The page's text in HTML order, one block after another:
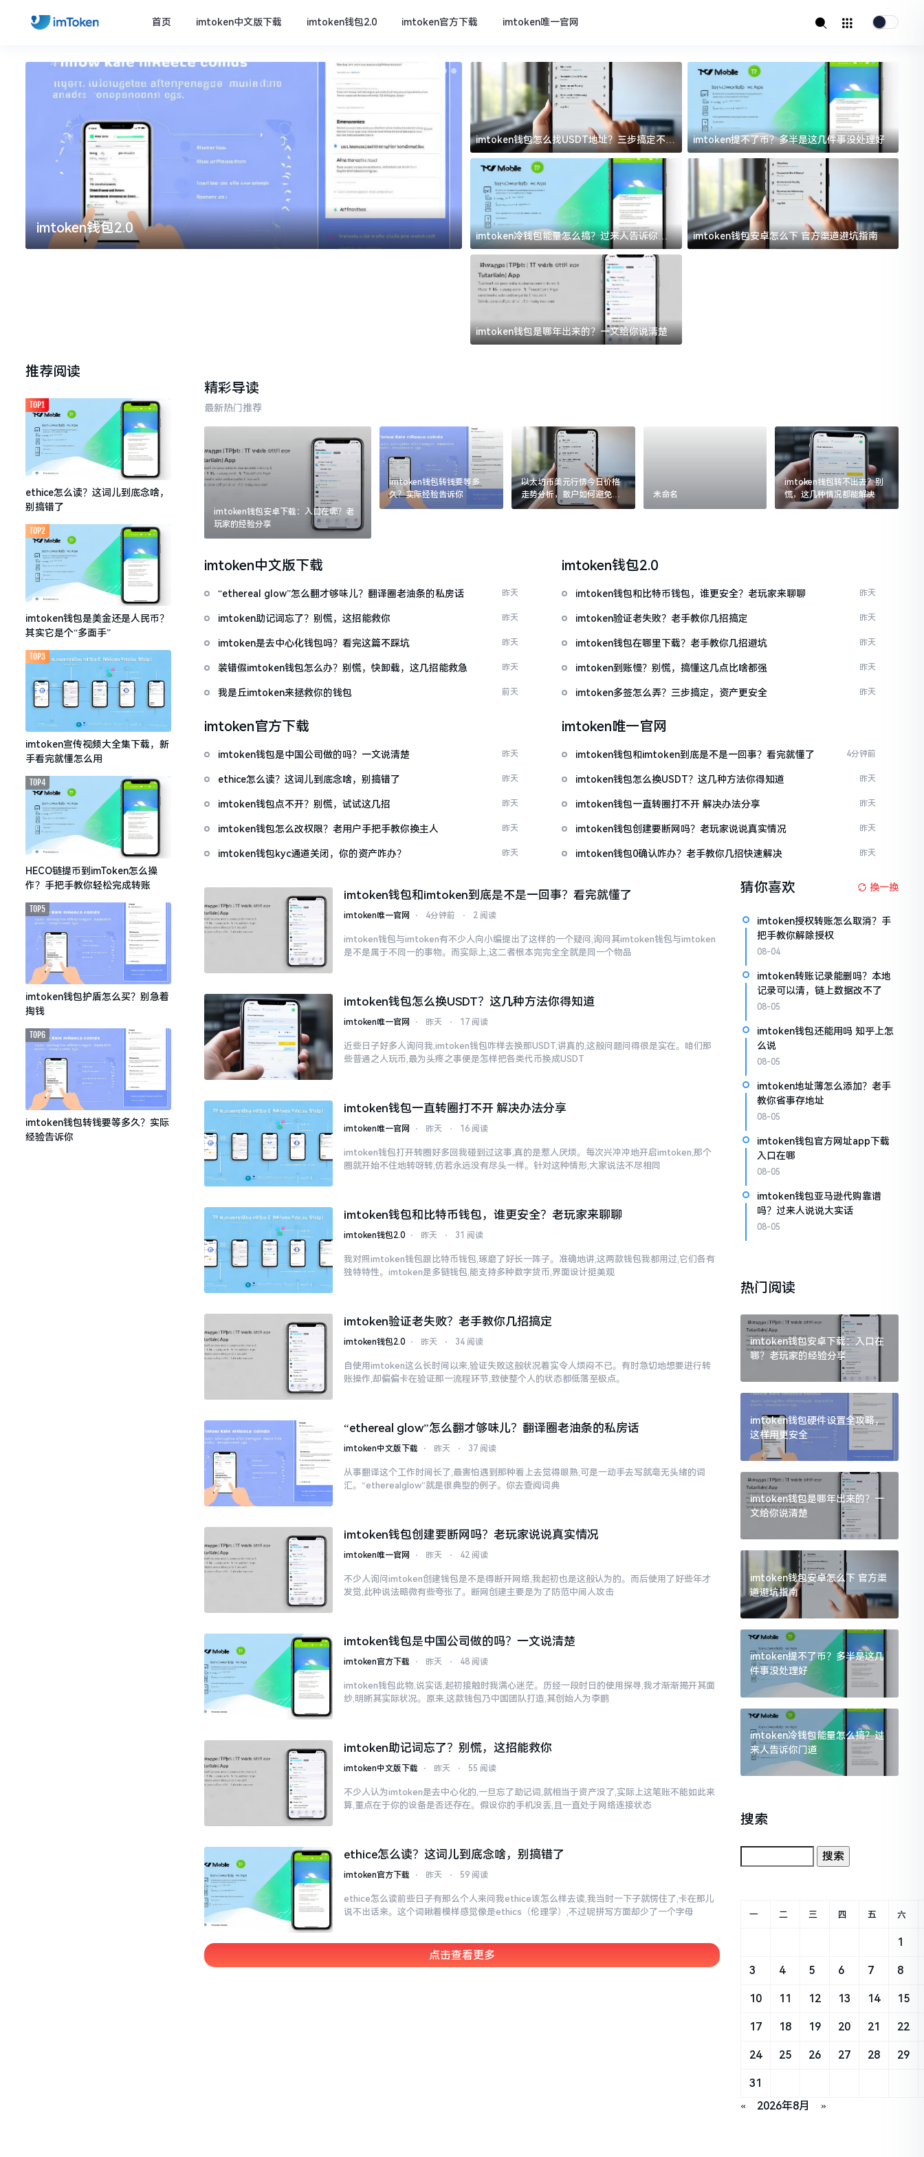
首页 imtoken中文版下载 imtoken钱包2.0 imtoken官方下载 imtoken唯一官网
imtoken钱包2.0 imtoken官方下载
imtoken钱包怎么找USDT地址？三步搞定不踩
坑
imtoken提不了币？多半是这几件事没处理好
imtoken冷钱包能量怎么搞？过来人告诉你门
道
imtoken钱包安卓怎么下 官方渠道避坑指南
imtoken钱包是哪年出来的？一文给你说清楚
推荐阅读
ethice怎么读？这词儿到底念啥，
别搞错了
TOP1
imtoken钱包是美金还是人民币？
其实它是个“多面手”
TOP2
imtoken宣传视频大全集下载，新
手看完就懂怎么用
TOP3
HECO链提币到imToken怎么操
作？手把手教你轻松完成转账
TOP4
imtoken钱包护盾怎么买？别急着
掏钱
TOP5
imtoken钱包转钱要等多久？实际
经验告诉你
TOP6
精彩导读
最新热门推荐
imtoken钱包安卓下载：入口在哪？老
玩家的经验分享
imtoken钱包转钱要等多
久？实际经验告诉你
以太坊币美元行情今日价格
走势分析，散户如何避免追
涨杀跌被套牢
未命名
imtoken钱包转不出去？别
慌，这几种情况都能解决
imtoken中文版下载
“ethereal glow”怎么翻才够味儿？翻译圈老油条的私房话 昨天
imtoken助记词忘了？别慌，这招能救你 昨天
imtoken是去中心化钱包吗？看完这篇不踩坑 昨天
装错假imtoken钱包怎么办？别慌，快卸载，这几招能救急 昨天
我是丘imtoken来拯救你的钱包 前天
imtoken钱包2.0
imtoken钱包和比特币钱包，谁更安全？老玩家来聊聊 昨天
imtoken验证老失败？老手教你几招搞定 昨天
imtoken钱包在哪里下载？老手教你几招避坑 昨天
imtoken到账慢？别慌，搞懂这几点比啥都强 昨天
imtoken多签怎么弄？三步搞定，资产更安全 昨天
imtoken官方下载
imtoken钱包是中国公司做的吗？一文说清楚 昨天
ethice怎么读？这词儿到底念啥，别搞错了 昨天
imtoken钱包点不开？别慌，试试这几招 昨天
imtoken钱包怎么改权限？老用户手把手教你换主人 昨天
imtoken钱包kyc通道关闭，你的资产咋办？ 昨天
imtoken唯一官网
imtoken钱包和imtoken到底是不是一回事？看完就懂了 4分钟前
imtoken钱包怎么换USDT？这几种方法你得知道 昨天
imtoken钱包一直转圈打不开 解决办法分享 昨天
imtoken钱包创建要断网吗？老玩家说说真实情况 昨天
imtoken钱包0确认咋办？老手教你几招快速解决 昨天
imtoken钱包和imtoken到底是不是一回事？看完就懂了
imtoken唯一官网 ⋅ 4分钟前 ⋅ 2 阅读
imtoken钱包与imtoken有不少人向小编提出了这样的一个疑问,询问其imtoken钱包与imtoken
是不是属于不同一的事物。而实际上,这二者根本完完全全就是同一个物品
imtoken钱包怎么换USDT？这几种方法你得知道
imtoken唯一官网 ⋅ 昨天 ⋅ 17 阅读
近些日子好多人询问我,imtoken钱包咋样去换那USDT,讲真的,这般问题问得很是实在。咱们那
些普通之人玩币,最为头疼之事便是怎样把各类代币换成USDT
imtoken钱包一直转圈打不开 解决办法分享
imtoken唯一官网 ⋅ 昨天 ⋅ 16 阅读
imtoken钱包打开转圈好多回我碰到过这事,真的是惹人厌烦。每次兴冲冲地开启imtoken,那个
圈就开始不住地转呀转,仿若永远没有尽头一样。针对这种情形,大家说法不尽相同
imtoken钱包和比特币钱包，谁更安全？老玩家来聊聊
imtoken钱包2.0 ⋅ 昨天 ⋅ 31 阅读
我对照imtoken钱包跟比特币钱包,琢磨了好长一阵子。准确地讲,这两款钱包我都用过,它们各有
独特特性。imtoken是多链钱包,能支持多种数字货币,界面设计挺美观
imtoken验证老失败？老手教你几招搞定
imtoken钱包2.0 ⋅ 昨天 ⋅ 34 阅读
自使用imtoken这么长时间以来,验证失败这般状况着实令人烦闷不已。有时急切地想要进行转
账操作,却偏偏卡在验证那一流程环节,致使整个人的状态都低落至极点。
“ethereal glow”怎么翻才够味儿？翻译圈老油条的私房话
imtoken中文版下载 ⋅ 昨天 ⋅ 37 阅读
从事翻译这个工作时间长了,最害怕遇到那种看上去觉得眼熟,可是一动手去写就毫无头绪的词
汇。“etherealglow”就是很典型的例子。你去查阅词典
imtoken钱包创建要断网吗？老玩家说说真实情况
imtoken唯一官网 ⋅ 昨天 ⋅ 42 阅读
不少人询问imtoken创建钱包是不是得断开网络,我起初也是这般认为的。而后使用了好些年才
发觉,此种说法略微有些夸张了。断网创建主要是为了防范中间人攻击
imtoken钱包是中国公司做的吗？一文说清楚
imtoken官方下载 ⋅ 昨天 ⋅ 48 阅读
imtoken钱包此物,说实话,起初接触时我满心迷茫。历经一段时日的使用探寻,我才渐渐揭开其面
纱,明晰其实际状况。原来,这款钱包乃中国团队打造,其创始人为李鹏
imtoken助记词忘了？别慌，这招能救你
imtoken中文版下载 ⋅ 昨天 ⋅ 55 阅读
不少人认为imtoken是去中心化的,一旦忘了助记词,就相当于资产没了,实际上这笔账不能如此来
算,重点在于你的设备是否还存在。假设你的手机没丢,且一直处于网络连接状态
ethice怎么读？这词儿到底念啥，别搞错了
imtoken官方下载 ⋅ 昨天 ⋅ 59 阅读
ethice怎么读前些日子有那么个人来问我ethice该怎么样去读,我当时一下子就愣住了,卡在那儿
说不出话来。这个词瞅着模样感觉像是ethics（伦理学）,不过呢拼写方面却少了一个字母
点击查看更多
猜你喜欢 换一换
imtoken授权转账怎么取消？手
把手教你解除授权
08-04
imtoken转账记录能删吗？本地
记录可以清，链上数据改不了
08-05
imtoken钱包还能用吗 知乎上怎
么说
08-05
imtoken地址薄怎么添加？老手
教你省事存地址
08-05
imtoken钱包官方网址app下载
入口在哪
08-05
imtoken钱包亚马逊代购靠谱
吗？过来人说说大实话
08-05
热门阅读
imtoken钱包安卓下载：入口在
哪？老玩家的经验分享
imtoken钱包硬件设置全攻略，
这样用更安全
imtoken钱包是哪年出来的？一
文给你说清楚
imtoken钱包安卓怎么下 官方渠
道避坑指南
imtoken提不了币？多半是这几
件事没处理好
imtoken冷钱包能量怎么搞？过
来人告诉你门道
搜索
« 2026年8月 »
一 二 三 四 五 六
1
3 4 5 6 7 8
10 11 12 13 14 15
17 18 19 20 21 22
24 25 26 27 28 29
31